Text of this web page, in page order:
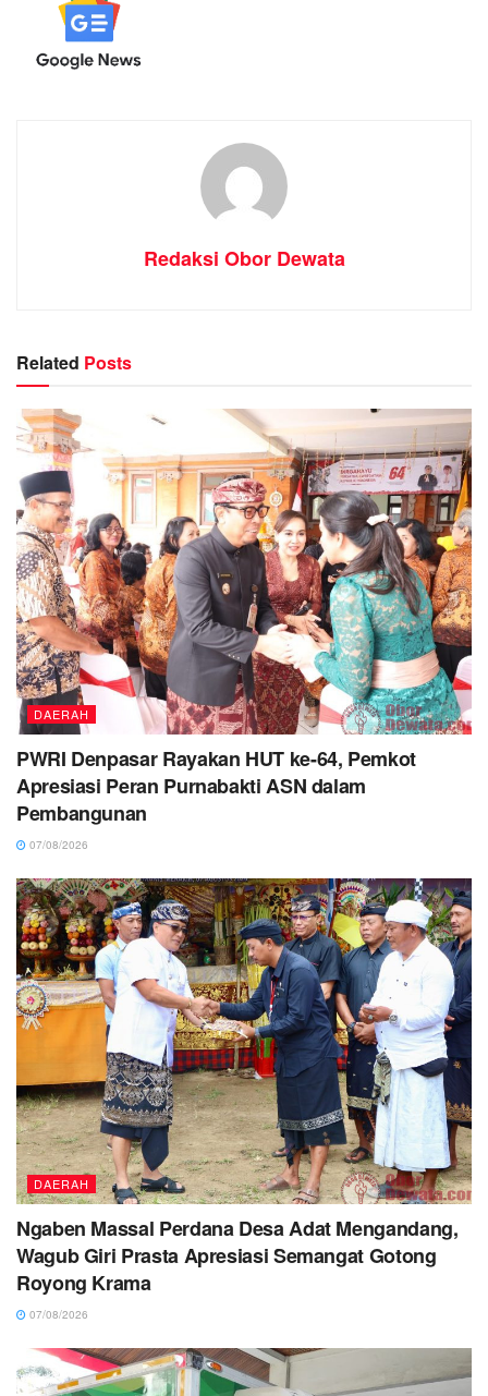
Redaksi Obor Dewata
Related Posts
DAERAH
PWRI Denpasar Rayakan HUT ke-64, Pemkot
Apresiasi Peran Purnabakti ASN dalam
Pembangunan
07/08/2026
DAERAH
Ngaben Massal Perdana Desa Adat Mengandang,
Wagub Giri Prasta Apresiasi Semangat Gotong
Royong Krama
07/08/2026